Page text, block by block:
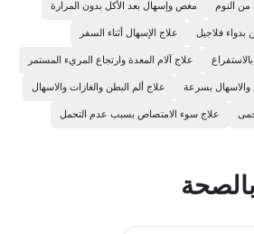
من النوم مغص وإسهال بعد الأكل بدون المرارة
بدواء فلاجيل علاج الإسهال أثناء السفر
علاج آلام المعدة وارتجاع المريء المستمر
بسرعة علاج ألم البطن والغازات والاسهال
حمى علاج سوء الامتصاص بسبب عدم التحمل